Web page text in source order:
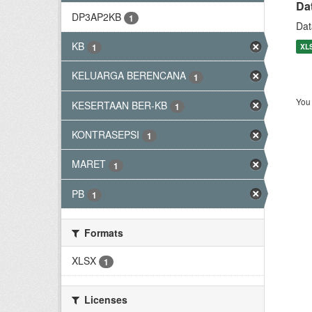
DP3AP2KB 1
KB 1
KELUARGA BERENCANA 1
KESERTAAN BER-KB 1
KONTRASEPSI 1
MARET 1
PB 1
Formats
XLSX
1
Licenses